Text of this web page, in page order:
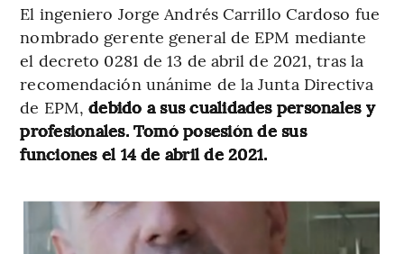
El ingeniero Jorge Andrés Carrillo Cardoso fue
nombrado gerente general de EPM mediante
el decreto 0281 de 13 de abril de 2021, tras la
recomendación unánime de la Junta Directiva
de EPM,debido a sus cualidades personales y
profesionales. Tomó posesión de sus
funciones el 14 de abril de 2021.